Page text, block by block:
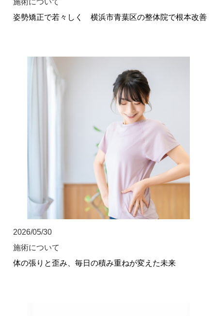
猫背矯正・姿勢改善
自律神経失調症
当院のアプリができました！
ご予約はこちらからも受け付けており
ます！
施術について
姿勢矯正で若々しく 横浜市青葉区の整体院で根本改善
2026/05/30
施術について
体の張りと歪み、毎日の積み重ねが変えた未来